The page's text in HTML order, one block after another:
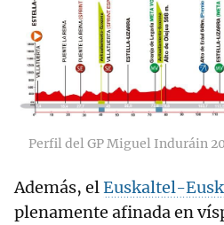
Perfil del GP Miguel Induráin
Además, el Euskaltel-
plenamente afinada en